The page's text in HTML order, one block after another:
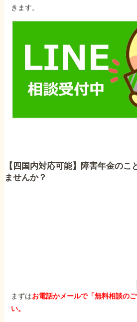
きます。
【四国内対応可能】障害年金のこ
ませんか？
まずはお電話かメールで「無料相談の
い。